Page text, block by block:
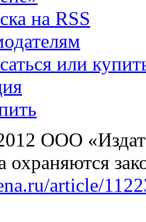
на RSS
или
ООО
охраняются
article/